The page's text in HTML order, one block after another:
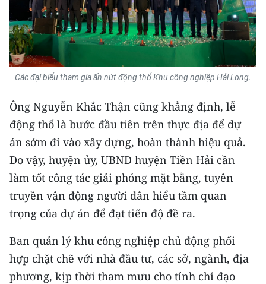
Media Thế giới
Media Thể thao
Media Giáo dục
Media Y tế
Media Khoa học - Công nghệ
Media Môi trường
Ảnh
Infographic
TIN MỚI
TIN ĐỊA PHƯƠNG
Các đại biểu tham gia ấn nút động thổ Khu công nghiệp Hải Long.
Ông Nguyễn Khắc Thận cũng khẳng định, lễ
động thổ là bước đầu tiên trên thực địa để dự
án sớm đi vào xây dựng, hoàn thành hiệu quả.
Do vậy, huyện ủy, UBND huyện Tiền Hải cần
làm tốt công tác giải phóng mặt bằng, tuyên
truyền vận động người dân hiểu tầm quan
trọng của dự án để đạt tiến độ đề ra.
Ban quản lý khu công nghiệp chủ động phối
hợp chặt chẽ với nhà đầu tư, các sở, ngành, địa
phương, kịp thời tham mưu cho tỉnh chỉ đạo